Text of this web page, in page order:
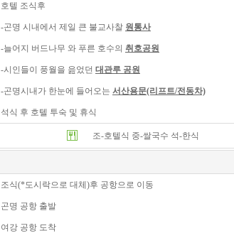
호텔 조식후
-곤명 시내에서 제일 큰 불교사찰 원통사
-늘어지 버드나무 와 푸른 호수의 취호공원
-시인들이 풍월을 읊었던 대관루 공원
-곤명시내가 한눈에 들어오는 서산용문(리프트/전동차)
석식 후 호텔 투숙 및 휴식
조-호텔식 중-쌀국수 석-한식
조식(*도시락으로 대체)후 공항으로 이동
곤명 공항 출발
여강 공항 도착